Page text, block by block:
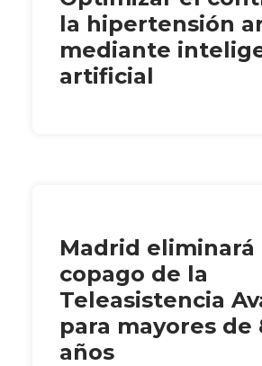
la hipertensión
mediante
artificial
Madrid eliminará
copago de la
Teleasistencia
para mayores de
años